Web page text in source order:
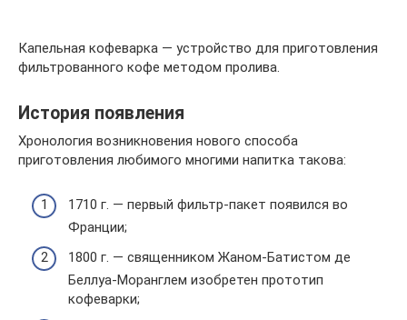
Капельная кофеварка — устройство для приготовления
фильтрованного кофе методом пролива.
История появления
Хронология возникновения нового способа
приготовления любимого многими напитка такова:
1710 г. — первый фильтр-пакет появился во
Франции;
1800 г. — священником Жаном-Батистом де
Беллуа-Моранглем изобретен прототип
кофеварки;